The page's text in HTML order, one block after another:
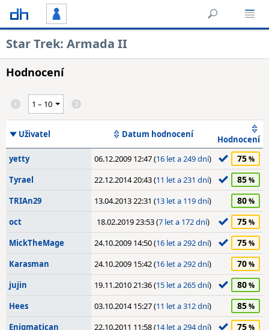
Star Trek: Armada II
Hodnocení
Uživatel Datum hodnocení
Hodnocení
yetty
06.12.2009 12:47 (16 let a 249 dní) 75
Tyrael 22.12.2014 20:43 (11 let a 231 dní) 85
TRIAn29 13.04.2013 22:31 (13 let a 119 dní) 80
oct 18.02.2019 23:53 (7 let a 172 dní) 75
MickTheMage 24.10.2009 14:50 (16 let a 292 dní) 75
Karasman 24.10.2009 15:42 (16 let a 292 dní) 70
jujin 19.11.2010 21:36 (15 let a 265 dní) 80
Hees 03.10.2014 15:27 (11 let a 312 dní) 85
Enigmatican 22.10.2011 11:58 (14 let a 294 dní) 75